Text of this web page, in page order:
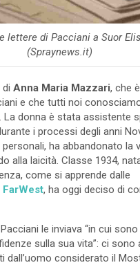
lettere di Pacciani a Suor
(Spraynews.it)
Anna Maria Mazzari, che
e che tutti noi
. La donna è stata assistente
i processi degli anni
ha abbandonato la
alla laicità. Classe 1934,
come si apprende dalle
, ha oggi deciso di
le inviava “in cui
sulla sua vita”: ci sono
dall’uomo considerato il